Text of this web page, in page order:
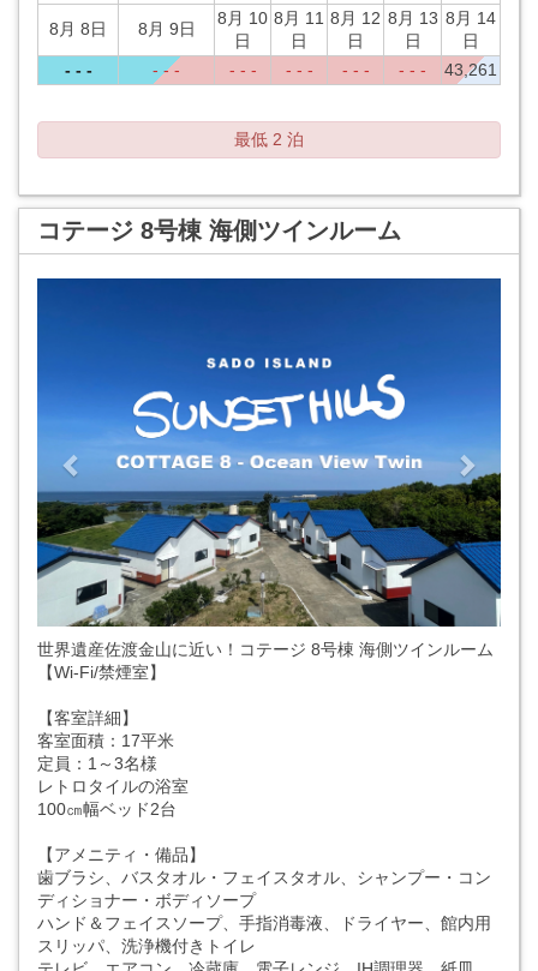
8月 8日 8月 9日
8月 10
日
8月 11
日
8月 12
日
8月 13
日
8月 14
日
- - -
- - - - - - - - - - - - - - - 43,261
最低 2 泊
コテージ 8号棟 海側ツインルーム
世界遺産佐渡金山に近い！コテージ 8号棟 海側ツインルーム
【Wi-Fi/禁煙室】
【客室詳細】
客室面積：17平米
定員：1～3名様
レトロタイルの浴室
100㎝幅ベッド2台
【アメニティ・備品】
歯ブラシ、バスタオル・フェイスタオル、シャンプー・コン
ディショナー・ボディソープ
ハンド＆フェイスソープ、手指消毒液、ドライヤー、館内用
スリッパ、洗浄機付きトイレ